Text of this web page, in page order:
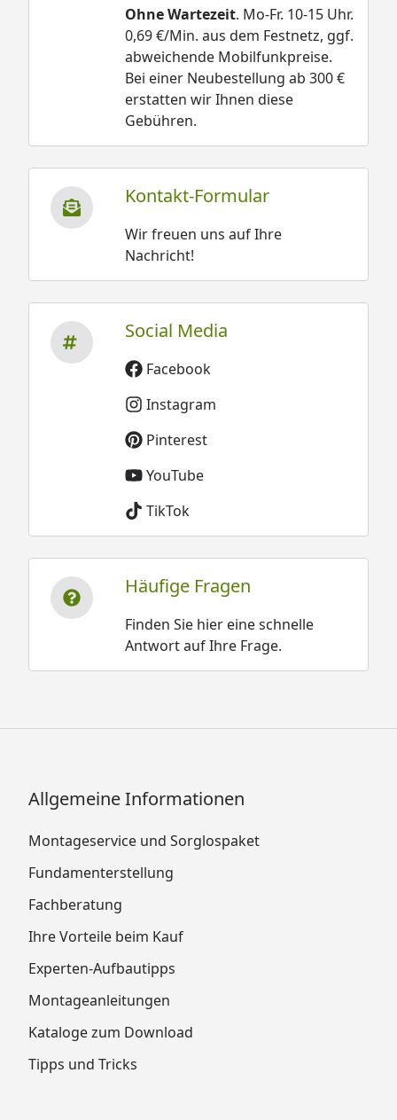
Ohne Wartezeit. Mo-Fr. 10-15 Uhr.
0,69 €/Min. aus dem Festnetz, ggf.
abweichende Mobilfunkpreise.
Bei einer Neubestellung ab 300 €
erstatten wir Ihnen diese
Gebühren.
Kontakt-Formular
Wir freuen uns auf Ihre
Nachricht!
Social Media
Facebook
Instagram
Pinterest
YouTube
TikTok
Häufige Fragen
Finden Sie hier eine schnelle
Antwort auf Ihre Frage.
Allgemeine Informationen
Montageservice und Sorglospaket
Fundamenterstellung
Fachberatung
Ihre Vorteile beim Kauf
Experten-Aufbautipps
Montageanleitungen
Kataloge zum Download
Tipps und Tricks